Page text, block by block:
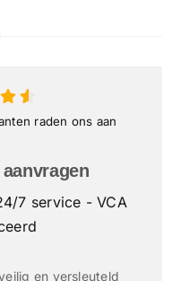
raden ons aan
7 service - VCA
en versleuteld